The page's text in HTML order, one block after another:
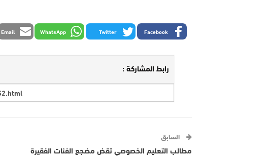
Facebook
Twitter
WhatsApp
Email
رابط المشاركة :
السابق
مطالب التعليم الخصوصي تقض مضجع الفئات الفقيرة